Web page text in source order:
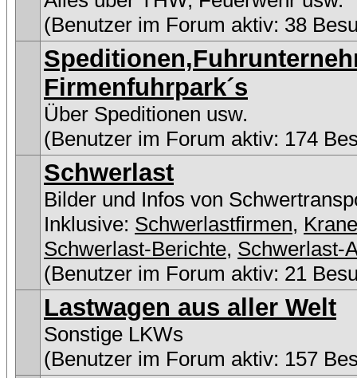
(Benutzer im Forum aktiv: 38
Firmenfuhrpark´s
Über Speditionen usw.
(Benutzer im Forum aktiv: 174
Schwerlast
Bilder und Infos von
Inklusive: Schwerlastfirmen, Krane
Schwerlast-Berichte, Schwerlast-
(Benutzer im Forum aktiv: 21
Lastwagen aus aller Welt
Sonstige LKWs
(Benutzer im Forum aktiv: 157